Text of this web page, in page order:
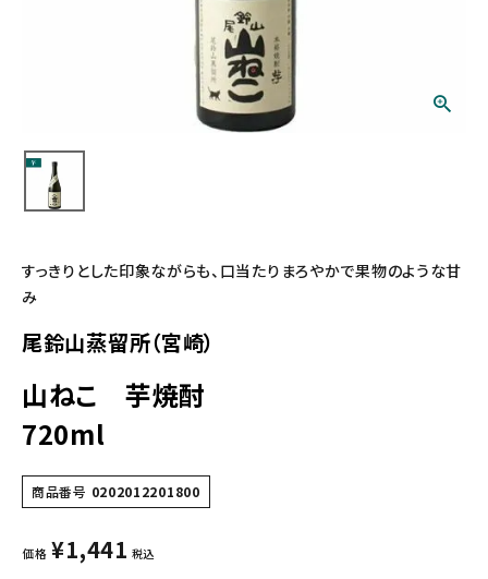
すっきりとした印象ながらも、口当たりまろやかで果物のような甘
み
尾鈴山蒸留所（宮崎）
山ねこ 芋焼酎
720ml
商品番号 0202012201800
価格 ¥1,441 税込